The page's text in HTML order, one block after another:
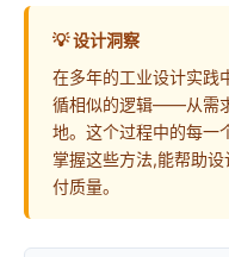
💡 设计洞察
在多年的工业设计实践
循相似的逻辑——从需
地。这个过程中的每一
掌握这些方法,能帮助
付质量。